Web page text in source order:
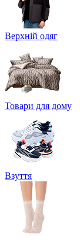
Верхній одяг
Товари для дому
Взуття